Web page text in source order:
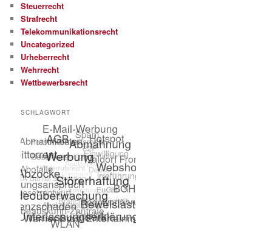
Steuerrecht
Strafrecht
Telekommunikationsrecht
Uncategorized
Urheberrecht
Wehrrecht
Wettbewerbsrecht
SCHLAGWORT